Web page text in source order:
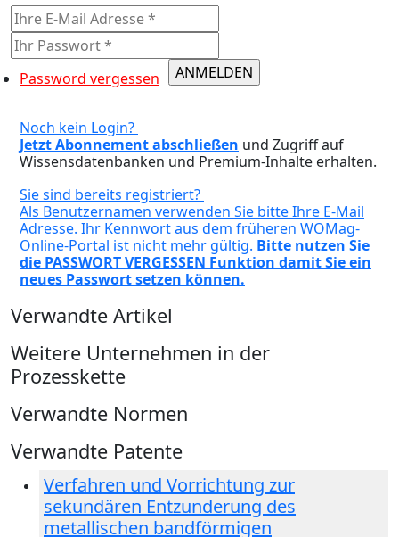
Password vergessen
Noch kein Login?
Jetzt Abonnement abschließen
Wissensdatenbanken und Premium-Inhalte erhalten.
Sie sind bereits registriert?
Als Benutzernamen verwenden Sie bitte Ihre E-Mail
Adresse. Ihr Kennwort aus dem früheren WOMag-
Online-Portal ist nicht mehr gültig. Bitte nutzen Sie
die PASSWORT VERGESSEN Funktion damit Sie ein
neues Passwort setzen können.
Verwandte Artikel
Weitere Unternehmen in der
Prozesskette
Verwandte Normen
Verwandte Patente
Verfahren und Vorrichtung zur
sekundären Entzunderung des
metallischen bandförmigen